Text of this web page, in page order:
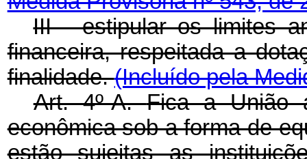
III - estipular os limites
financeira, respeitada a
finalidade.(Incluído pela
Art. 4º-A.Fica a União
econômica sob a forma de
estão sujeitas as